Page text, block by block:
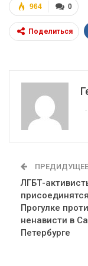
0
964
Поделиться
ПРЕДИДУЩЕЕ
ЛГБТ-
Прогулке
ненависти в
Петербурге